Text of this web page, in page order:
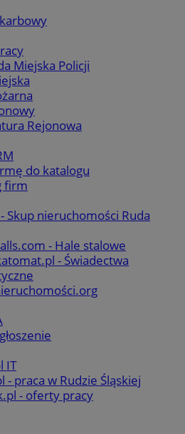
Miejska Policji
Rejonowa
do katalogu
firm
Skup nieruchomości Ruda
- Hale stalowe
- Świadectwa
IT
- praca w Rudzie Śląskiej
- oferty pracy